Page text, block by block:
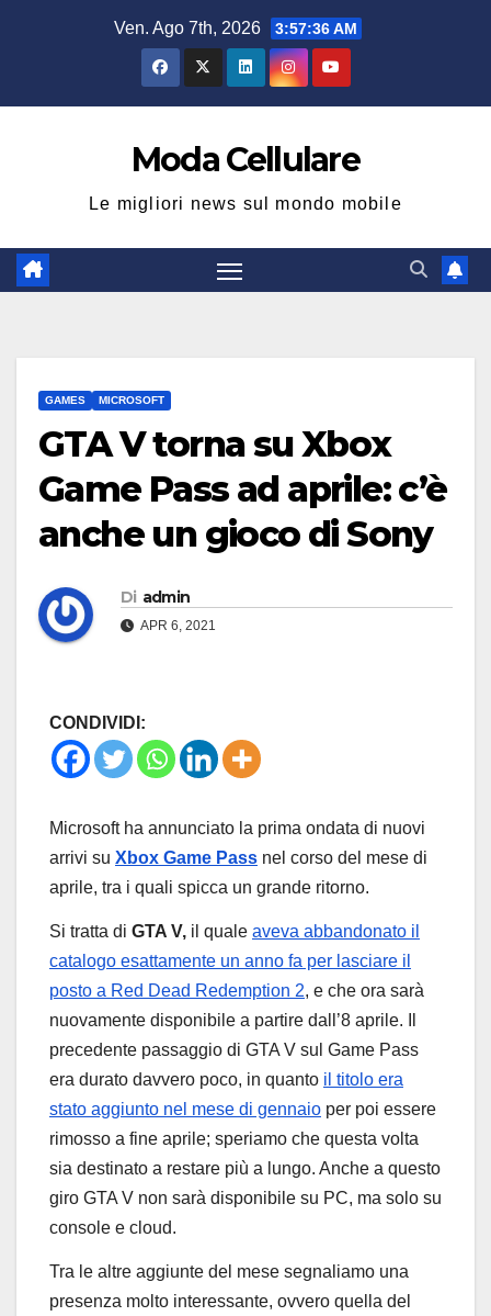
Ven. Ago 7th, 2026 3:57:37 AM
Moda Cellulare
Le migliori news sul mondo mobile
GAMES MICROSOFT
GTA V torna su Xbox
Game Pass ad aprile: c’è
anche un gioco di Sony
Di admin
APR 6, 2021
CONDIVIDI:
Microsoft ha annunciato la prima ondata di nuovi
arrivi su Xbox Game Pass nel corso del mese di
aprile, tra i quali spicca un grande ritorno.
Si tratta di GTA V, il quale aveva abbandonato il
catalogo esattamente un anno fa per lasciare il
posto a Red Dead Redemption 2, e che ora sarà
nuovamente disponibile a partire dall’8 aprile. Il
precedente passaggio di GTA V sul Game Pass
era durato davvero poco, in quanto il titolo era
stato aggiunto nel mese di gennaio per poi essere
rimosso a fine aprile; speriamo che questa volta
sia destinato a restare più a lungo. Anche a questo
giro GTA V non sarà disponibile su PC, ma solo su
console e cloud.
Tra le altre aggiunte del mese segnaliamo una
presenza molto interessante, ovvero quella del